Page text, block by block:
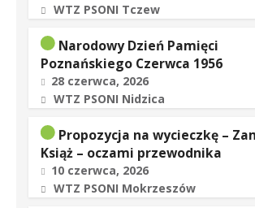
WTZ PSONI Tczew
Narodowy Dzień Pamięci
Poznańskiego Czerwca 1956
28 czerwca, 2026
WTZ PSONI Nidzica
Propozycja na wycieczkę –
Książ – oczami przewodnika
10 czerwca, 2026
WTZ PSONI Mokrzeszów